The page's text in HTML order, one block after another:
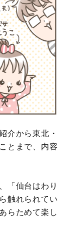
介から東北・
とまで、内容
「仙台はわり
触れられてい
らためて楽し